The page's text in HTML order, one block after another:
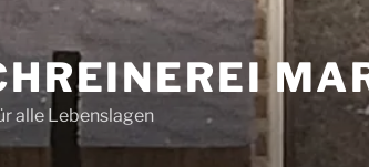
alle Lebenslagen